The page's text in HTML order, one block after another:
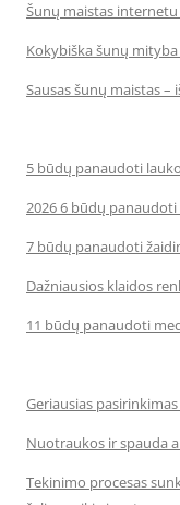
Šunų maistas
Kokybiška šunų
Sausas šunų maistas
5 būdų panaudoti
2026 6 būdų
7 būdų panaudoti
Dažniausios klaidos
11 būdų panaudoti
Geriausias
Nuotraukos ir spauda
Tekinimo procesas